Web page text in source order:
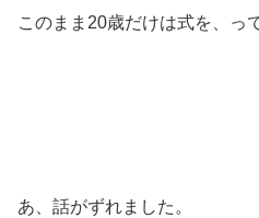
このまま20歳だけは式を、っ
あ、話がずれました。